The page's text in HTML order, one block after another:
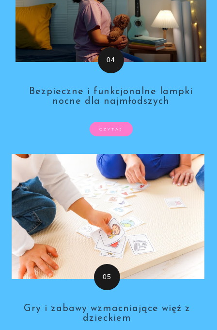
Bezpieczne i funkcjonalne lampki
nocne dla najmłodszych
CZYTAJ
Gry i zabawy wzmacniające więź z
dzieckiem